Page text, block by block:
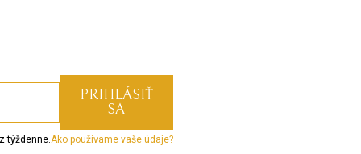
týždenne.Ako používame vaše údaje?